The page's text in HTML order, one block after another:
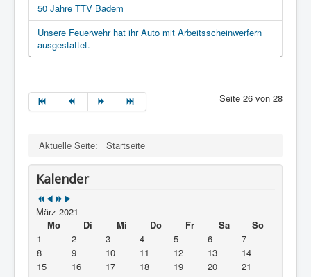
50 Jahre TTV Badem
Unsere Feuerwehr hat ihr Auto mit Arbeitsscheinwerfern
ausgestattet.
Seite 26 von 28
Aktuelle Seite: Startseite
Kalender
März 2021
Mo
Di Mi Do Fr Sa
So
1
2 3 4 5 6
7
8
9 10 11 12 13
14
15
16 17 18 19 20
21